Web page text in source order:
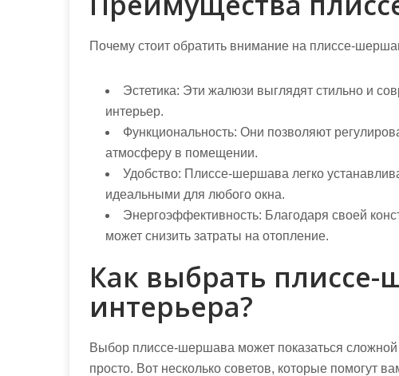
Почему стоит обратить внимание на плиссе-
Эстетика: Эти жалюзи выглядят стильно и
интерьер.
Функциональность: Они позволяют
атмосферу в помещении.
Удобство: Плиссе-шершава легко
идеальными для любого окна.
Энергоэффективность: Благодаря своей
может снизить затраты на отопление.
Как выбрать
интерьера?
Выбор плиссе-шершава может показаться
просто. Вот несколько советов, которые помогут